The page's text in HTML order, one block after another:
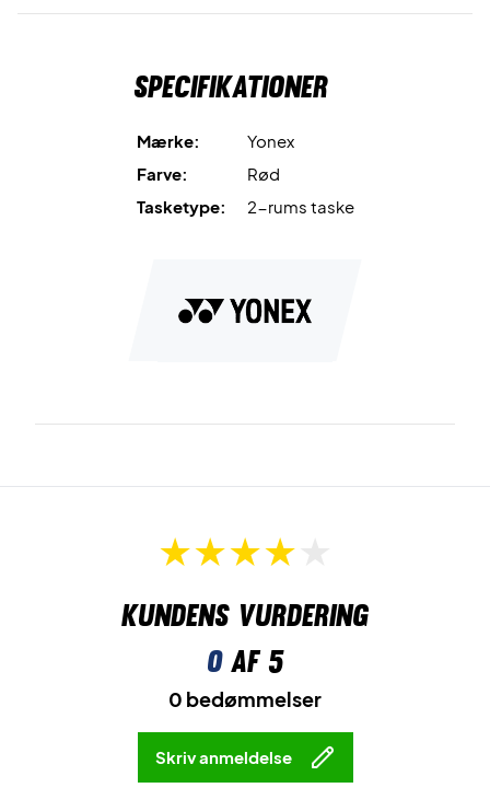
både åbne skorummet inde fra det ene hovedrum eller i
de ligger separat fra alt dit andet udstyr.
Denne taske giver dig masser af muligheder for at
, så sko, ketcher og tøj ikke skal ligge blandet, og
Alt i alt er det en super lækker ketchertaske med plads til dit
78x30x34 cm
Specifikationer
Mærke:
Yonex
Farve:
Rød
Tasketype:
2-rums taske
Kundens vurdering
0af 5
0 bedømmelser
Skriv anmeldelse